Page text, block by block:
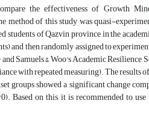
the effectiveness of Growth
method of this study was quasi-
of Qazvin province in the
and then randomly assigned to
Samuels & Woo's Academic
with repeated measuring). The results
groups showed a significant change
Based on this, it is recommended to